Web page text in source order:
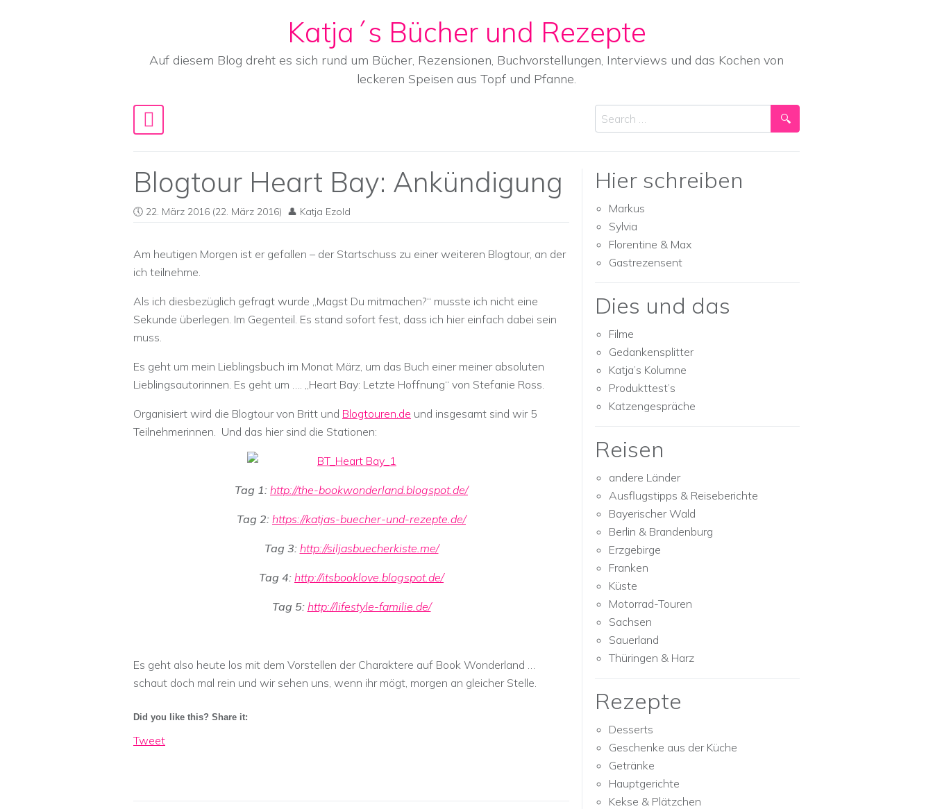
Katja´s Bücher und Rezepte
Auf diesem Blog dreht es sich rund um Bücher, Rezensionen, Buchvorstellungen, Interviews und das Kochen von
leckeren Speisen aus Topf und Pfanne.
Main Navigation
Search
Blogtour Heart Bay: Ankündigung
22. März 2016 (22. März 2016) Katja Ezold
Am heutigen Morgen ist er gefallen – der Startschuss zu einer weiteren Blogtour, an der
ich teilnehme.
Als ich diesbezüglich gefragt wurde „Magst Du mitmachen?“ musste ich nicht eine
Sekunde überlegen. Im Gegenteil. Es stand sofort fest, dass ich hier einfach dabei sein
muss.
Es geht um mein Lieblingsbuch im Monat März, um das Buch einer meiner absoluten
Lieblingsautorinnen. Es geht um …. „Heart Bay: Letzte Hoffnung“ von Stefanie Ross.
Organisiert wird die Blogtour von Britt und Blogtouren.de und insgesamt sind wir 5
Teilnehmerinnen. Und das hier sind die Stationen:
Tag 1: http://the-bookwonderland.blogspot.de/
Tag 2: https://katjas-buecher-und-rezepte.de/
Tag 3: http://siljasbuecherkiste.me/
Tag 4: http://itsbooklove.blogspot.de/
Tag 5: http://lifestyle-familie.de/
Es geht also heute los mit dem Vorstellen der Charaktere auf Book Wonderland …
schaut doch mal rein und wir sehen uns, wenn ihr mögt, morgen an gleicher Stelle.
Did you like this? Share it:
Tweet
Hier schreiben
Markus
Sylvia
Florentine & Max
Gastrezensent
Dies und das
Filme
Gedankensplitter
Katja’s Kolumne
Produkttest’s
Katzengespräche
Reisen
andere Länder
Ausflugstipps & Reiseberichte
Bayerischer Wald
Berlin & Brandenburg
Erzgebirge
Franken
Küste
Motorrad-Touren
Sachsen
Sauerland
Thüringen & Harz
Rezepte
Desserts
Geschenke aus der Küche
Getränke
Hauptgerichte
Kekse & Plätzchen